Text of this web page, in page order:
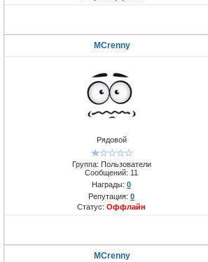
MCrenny
Рядовой
Группа: Пользователи
Сообщений: 11
Награды: 0
Репутация: 0
Статус: Оффлайн
MCrenny